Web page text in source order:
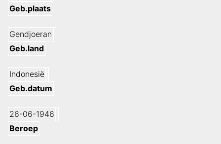
Geb.plaats
Gendjoeran
Geb.land
Indonesië
Geb.datum
26-06-1946
Beroep